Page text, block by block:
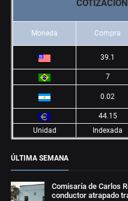
Moneda Compra
39.1
7
0.02
44.15
Unidad
Indexada
ÚLTIMA SEMANA
Comisaría de Carlos
conductor atrapado